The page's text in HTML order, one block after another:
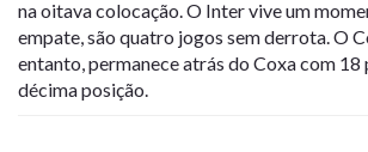
na oitava colocação. O Inter vive um
empate, são quatro jogos sem derrota. O
entanto, permanece atrás do Coxa com 18
décima posição.